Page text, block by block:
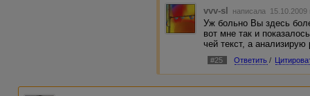
vvv-sl написала
Уж больно Вы здесь
вот мне так и
чей текст, а анализирую
#25 Ответить /